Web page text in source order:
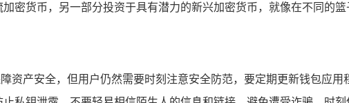
密货币，另一部分投资于具有潜力的新兴加密货币，就像在不同的
资产安全，但用户仍然需要时刻注意安全防范，要定期更新钱包应